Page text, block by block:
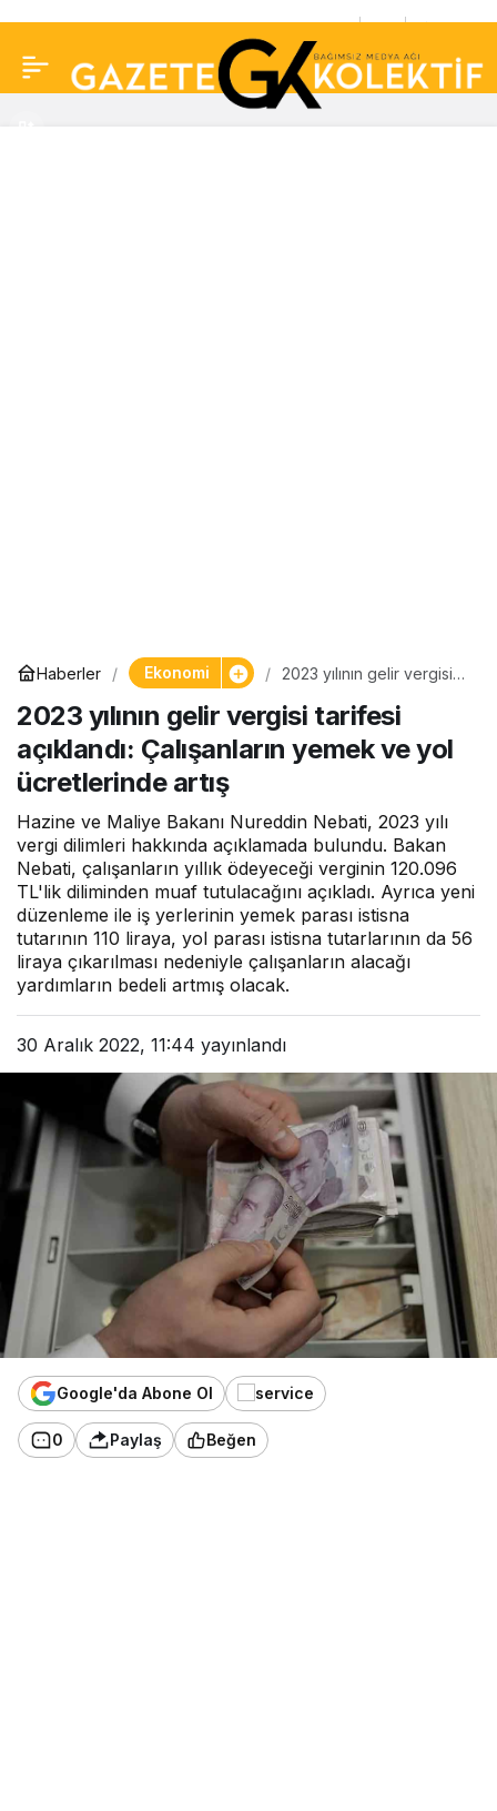
Haberler Ekonomi
2023 yılının gelir vergisi
Çalışanların yemek ve yol
ücretlerinde artış
2023 yılının gelir vergisi tarifesi
açıklandı: Çalışanların yemek ve yol
ücretlerinde artış
Hazine ve Maliye Bakanı Nureddin Nebati, 2023 yılı
vergi dilimleri hakkında açıklamada bulundu. Bakan
Nebati, çalışanların yıllık ödeyeceği verginin 120.096
TL'lik diliminden muaf tutulacağını açıkladı. Ayrıca yeni
düzenleme ile iş yerlerinin yemek parası istisna
tutarının 110 liraya, yol parası istisna tutarlarının da 56
liraya çıkarılması nedeniyle çalışanların alacağı
yardımların bedeli artmış olacak.
30 Aralık 2022, 11:44 yayınlandı
Google'da Abone Ol
0 Paylaş Beğen
rezervleri, 128 milyar